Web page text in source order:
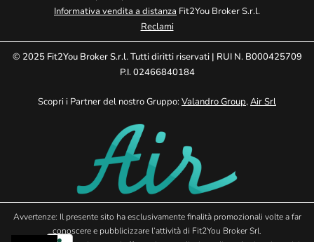
Informativa vendita a distanza Fit2You Broker S.r.l.
Reclami
© 2025 Fit2You Broker S.r.l. Tutti diritti riservati | RUI N. B000425709
P.I. 02466840184
Scopri i Partner del nostro Gruppo: Valandro Group,Air Srl
Avvertenze: Il presente sito ha esclusivamente finalità promozionali volte a far
conoscere e pubblicizzare l’attività di Fit2You Broker Srl.